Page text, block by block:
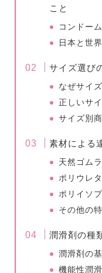
こと
コンドー
日本と世
サイズ選び
なぜサイ
正しいサ
サイズ別
素材による
天然ゴム
ポリウレ
ポリイソ
その他の
潤滑剤の種
潤滑剤の
機能性潤